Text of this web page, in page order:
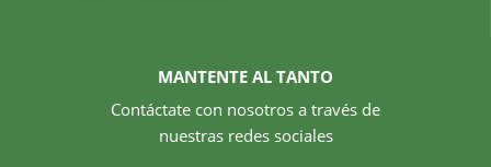
MANTENTE AL TANTO
Contáctate con nosotros a través de
nuestras redes sociales